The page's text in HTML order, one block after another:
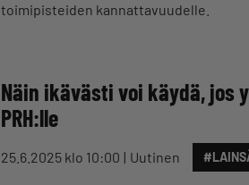
toimipisteiden kannattavuudelle.
Näin ikävästi voi käydä,
PRH:lle
25.6.2025 klo 10:00 Uutinen